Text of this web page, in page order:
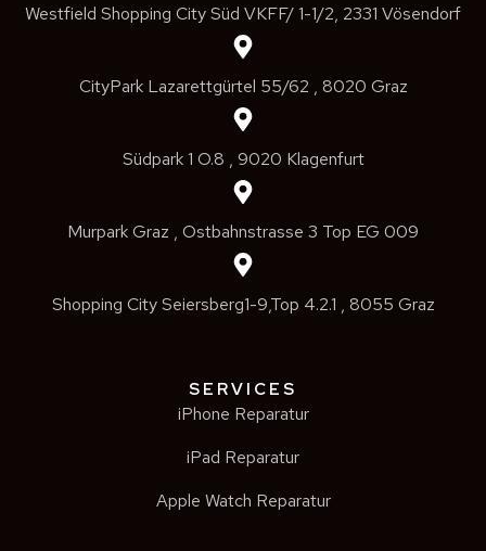
Westfield Shopping City Süd VKFF/ 1-1/2, 2331 Vösendorf
CityPark Lazarettgürtel 55/62 , 8020 Graz
Südpark 1 O.8 , 9020 Klagenfurt
Murpark Graz , Ostbahnstrasse 3 Top EG 009
Shopping City Seiersberg1-9,Top 4.2.1 , 8055 Graz
SERVICES
iPhone Reparatur
iPad Reparatur
Apple Watch Reparatur